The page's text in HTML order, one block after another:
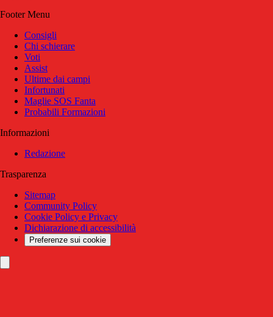
Footer Menu
Consigli
Chi schierare
Voti
Assist
Ultime dai campi
Infortunati
Maglie SOS Fanta
Probabili Formazioni
Informazioni
Redazione
Trasparenza
Sitemap
Community Policy
Cookie Policy e Privacy
Dichiarazione di accessibilità
Preferenze sui cookie